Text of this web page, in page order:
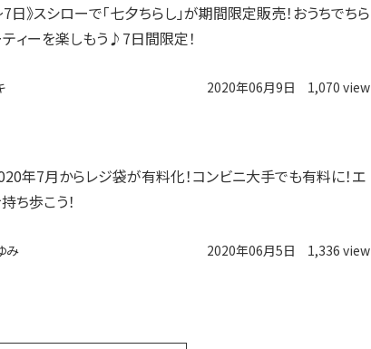
日》スシローで「七夕ちらし」が期間限定販売！おうちでちら
ィーを楽しもう♪7日間限定！
2020年06月9日 1,070 view
年7月からレジ袋が有料化！コンビニ大手でも有料に！エ
ち歩こう！
み 2020年06月5日 1,336 view